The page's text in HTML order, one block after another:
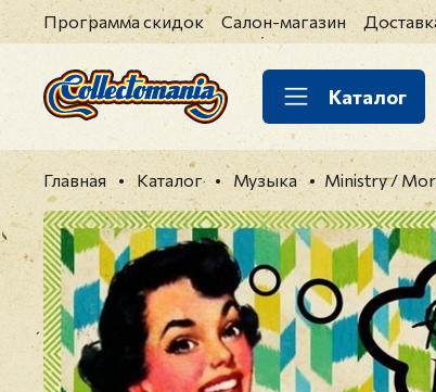
Программа скидок Салон-магазин
Каталог
Главная Каталог Музыка Ministry /